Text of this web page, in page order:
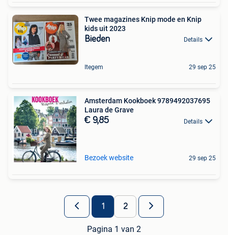
Twee magazines Knip mode en Knip
kids uit 2023
Bieden Details
Itegem 29 sep 25
Amsterdam Kookboek 9789492037695
Laura de Grave
€ 9,85 Details
Bezoek website 29 sep 25
1 2
Pagina 1 van 2